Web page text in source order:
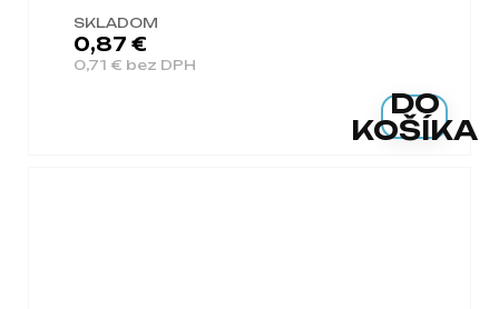
SKLADOM
0,71 € bez DPH
0,87 €
DO
KOŠÍKA